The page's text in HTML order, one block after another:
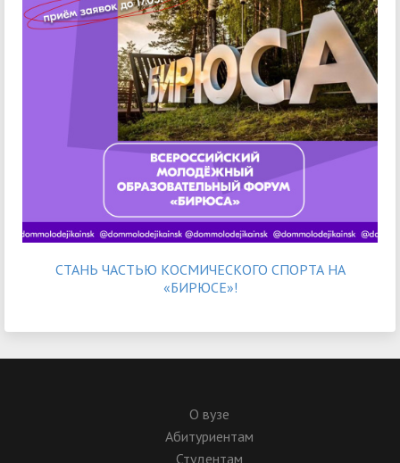
СТАНЬ ЧАСТЬЮ КОСМИЧЕСКОГО СПОРТА НА
«БИРЮСЕ»!
О вузе
Абитуриентам
Студентам